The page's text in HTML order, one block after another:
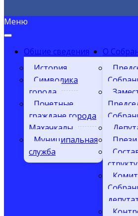
Меню
Общие сведения
История
Символика
города
Почетные
граждане города
Махачкалы
Муниципальная
служба
О